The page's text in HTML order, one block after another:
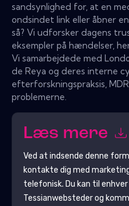
sandsynlighed for, at en
ondsindet link eller åbner
så? Vi udforsker dagens
eksempler på hændelser,
Vi samarbejdede med
de Reya og deres interne
efterforskningspraksis,
problemerne.
Læs mere
Ved at indsende denne
kontakte dig med
telefonisk. Du kan til
Tessianwebsteder og